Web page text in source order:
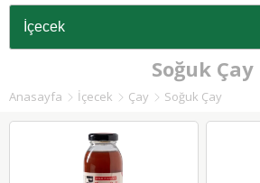
Soğuk Çay
Anasayfa İçecek Çay Soğuk Çay